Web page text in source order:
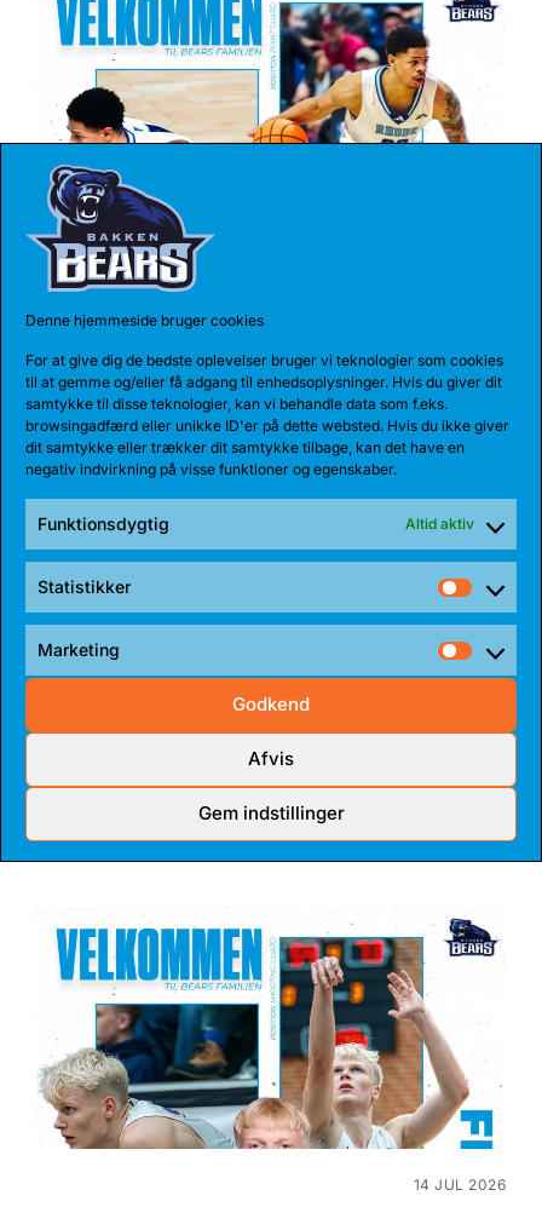
Denne hjemmeside bruger cookies
For at give dig de bedste oplevelser bruger vi teknologier som cookies
til at gemme og/eller få adgang til enhedsoplysninger. Hvis du giver dit
samtykke til disse teknologier, kan vi behandle data som f.eks.
browsingadfærd eller unikke ID'er på dette websted. Hvis du ikke giver
dit samtykke eller trækker dit samtykke tilbage, kan det have en
negativ indvirkning på visse funktioner og egenskaber.
Funktionsdygtig Altid aktiv
Statistikker
Marketing
Godkend
Afvis
Gem indstillinger
BEARS HENTER ATLETISK GUARD
Den 185 cm høje amerikanske guard, Myles Corey,
har indgået en 1-årig aftale med...
TALENT BLIVER FULDTIDSBJØRN
Anton Katholm har skrevet under med Bakken Bears
for endnu en sæson. Sidste sæson havde...
14 JUL 2026